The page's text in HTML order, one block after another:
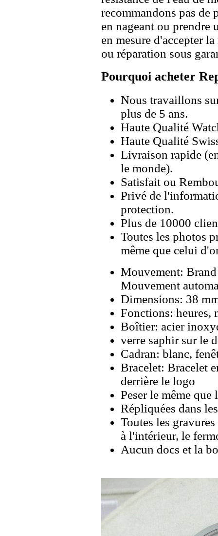
recommandons pas de
en nageant ou prendre
en mesure d'accepter
ou réparation sous
Pourquoi acheter
Nous travaillons
plus de 5 ans.
Haute Qualité
Haute Qualité
Livraison rapide
le monde).
Satisfait ou
Privé de
protection.
Plus de 10000
Toutes les photos
même que celui
Mouvement:
Mouvement
Dimensions: 38
Fonctions: heures,
Boîtier: acier
verre saphir sur le
Cadran: blanc,
Bracelet: Bracelet
derrière le logo
Peser le même
Répliquées dans
Toutes les
à l'intérieur, le
Aucun docs et la